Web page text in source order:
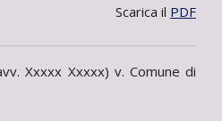
Scarica il PDF
Xxxxx Xxxxx) v. Comune di